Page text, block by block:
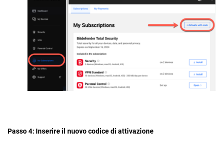
Passo 4: Inserire il nuovo codice di attivazione